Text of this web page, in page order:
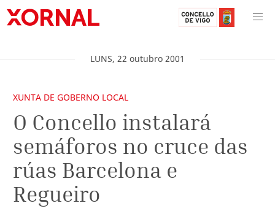
LUNS, 22 outubro 2001
XUNTA DE GOBERNO LOCAL
O Concello instalará
semáforos no cruce das
rúas Barcelona e
Regueiro